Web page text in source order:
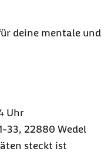
deine mentale und
Uhr
33, 22880 Wedel
steckt ist